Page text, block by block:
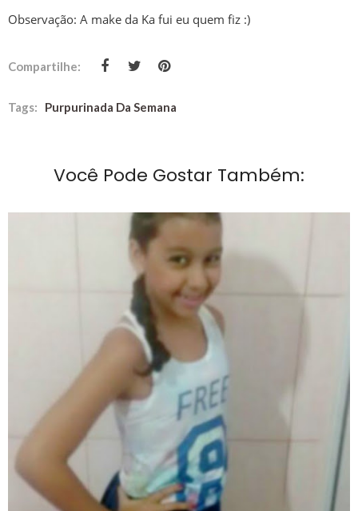
Observação: A make da Ka fui eu quem fiz :)
Compartilhe:
Tags: Purpurinada Da Semana
Você Pode Gostar Também: